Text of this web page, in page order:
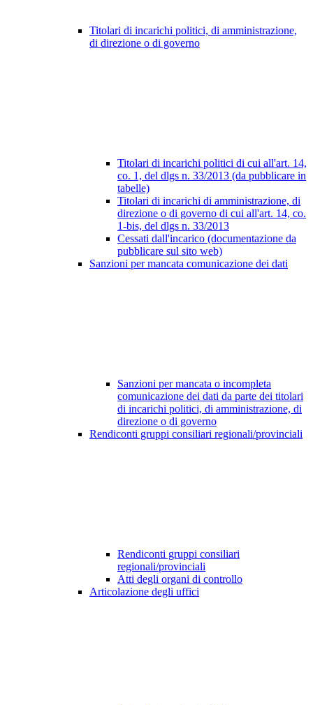
Titolari di incarichi politici, di amministrazione,
di direzione o di governo
Titolari di incarichi politici di cui all'art. 14,
co. 1, del dlgs n. 33/2013 (da pubblicare in
tabelle)
Titolari di incarichi di amministrazione, di
direzione o di governo di cui all'art. 14, co.
1-bis, del dlgs n. 33/2013
Cessati dall'incarico (documentazione da
pubblicare sul sito web)
Sanzioni per mancata comunicazione dei dati
Sanzioni per mancata o incompleta
comunicazione dei dati da parte dei titolari
di incarichi politici, di amministrazione, di
direzione o di governo
Rendiconti gruppi consiliari regionali/provinciali
Rendiconti gruppi consiliari
regionali/provinciali
Atti degli organi di controllo
Articolazione degli uffici